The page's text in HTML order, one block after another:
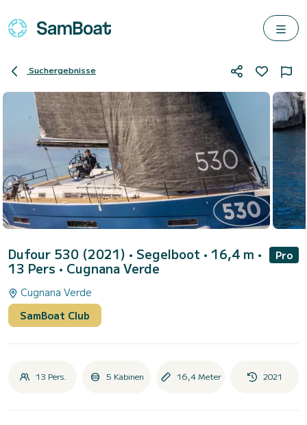
Suchergebnisse
Dufour 530 (2021) • Segelboot • 16,4 m •
13 Pers • Cugnana Verde
Pro
Cugnana Verde
SamBoat Club
13 Pers. 5 Kabinen 16,4 Meter 2021